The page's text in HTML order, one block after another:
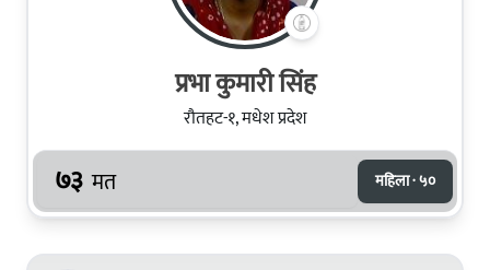
प्रभा कुमारी सिंह
रौतहट-१, मधेश प्रदेश
७३ मत महिला · ५०